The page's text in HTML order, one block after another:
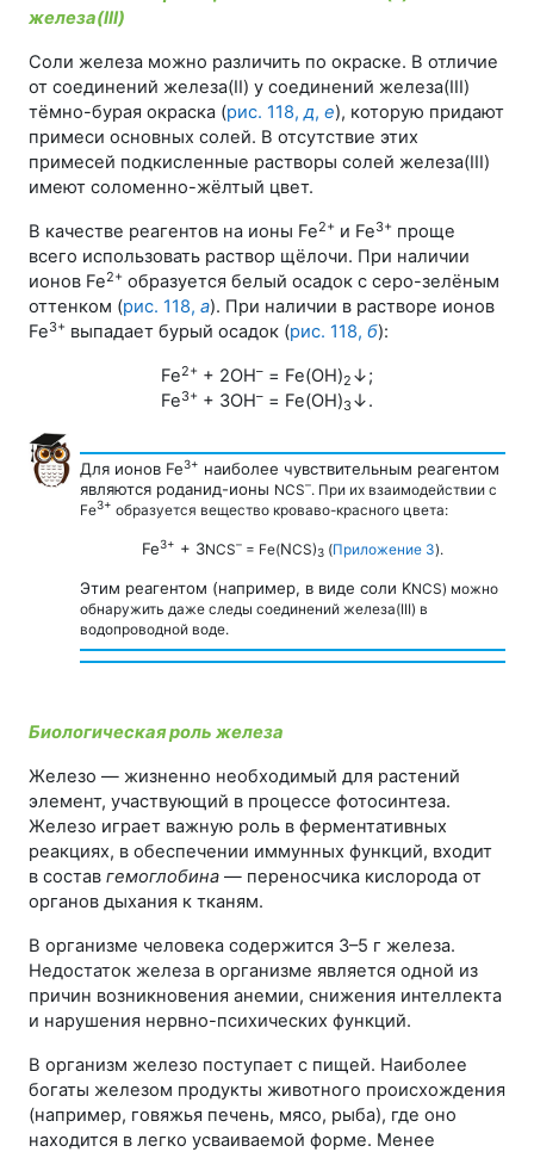
железа(III)
Соли железа можно различить по окраске. В отличие
от соединений железа(II) у соединений железа(III)
тёмно-бурая окраска (рис. 118,д, е), которую придают
примеси основных солей. В отсутствие этих
примесей подкисленные растворы солей железа(III)
имеют соломенно-жёлтый цвет.
В качестве реагентов на ионы Fe2+ и Fe3+ проще
всего использовать раствор щёлочи. При наличии
ионов Fe2+ образуется белый осадок с серо-зелёным
оттенком (рис. 118, а). При наличии в растворе ионов
Fe3+ выпадает бурый осадок (рис. 118, б):
Fe2+ + 2ОН– = Fe(ОН)2 ↓;
Fe3+ + 3ОН– = Fe(ОН)3↓.
Для ионов Fe3+ наиболее чувствительным реагентом
являются роданид-ионы NCS–. При их взаимодействии с
Fe3+ образуется вещество кроваво-красного цвета:
Fe3+ + 3NCS–= Fe(NCS)3(Приложение 3).
Этим реагентом (например, в виде соли KNCS) можно
обнаружить даже следы соединений железа(III) в
водопроводной воде.
Биологическая роль железа
Железо — жизненно необходимый для растений
элемент, участвующий в процессе фотосинтеза.
Железо играет важную роль в ферментативных
реакциях, в обеспечении иммунных функций, входит
в состав гемоглобина — переносчика кислорода от
органов дыхания к тканям.
В организме человека содержится 3–5 г железа.
Недостаток железа в организме является одной из
причин возникновения анемии, снижения интеллекта
и нарушения нервно-психических функций.
В организм железо поступает с пищей. Наиболее
богаты железом продукты животного происхождения
(например, говяжья печень, мясо, рыба), где оно
находится в легко усваиваемой форме. Менее